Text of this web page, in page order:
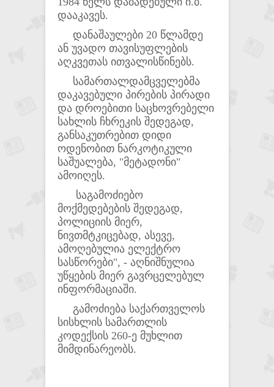
დააკავეს.
დანაშაულები 20 წლამდე
ან უვადო თავისუფლების
აღკვეთას ითვალისწინებს.
სამართალდამცველებმა
დაკავებული პირების პირადი
და დროებითი საცხოვრებელი
სახლის ჩხრეკის შედეგად,
განსაკუთრებით დიდი
ოდენობით ნარკოტიკული
საშუალება, "მეტადონი"
ამოიღეს.
საგამოძიებო
მოქმედებების შედეგად,
პოლიციის მიერ,
ნივთმტკიცებად, ასევე,
ამოღებულია ელექტრო
სასწორები", - აღნიშნულია
უწყების მიერ გავრცელებულ
ინფორმაციაში.
გამოძიება საქართველოს
სისხლის სამართლის
კოდექსის 260-ე მუხლით
მიმდინარეობს.